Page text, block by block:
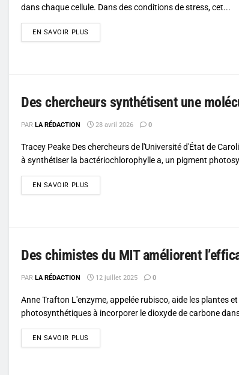
dans chaque cellule. Dans des conditions de stress, cet...
EN SAVOIR PLUS
Des chercheurs synthétisent une
PAR LA RÉDACTION 28 avril 2026 0
Tracey Peake Des chercheurs de l'Université d'État de
à synthétiser la bactériochlorophylle a, un pigment
EN SAVOIR PLUS
Des chimistes du MIT améliorent
PAR LA RÉDACTION 12 juillet 2025 0
Anne Trafton L'enzyme, appelée rubisco, aide les plantes
photosynthétiques à incorporer le dioxyde de carbone
EN SAVOIR PLUS